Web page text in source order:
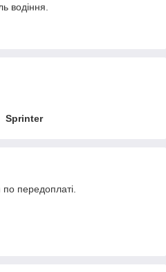
водіння.
Sprinter
по передоплаті.